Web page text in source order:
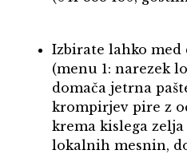
Izbirate lahko med
(menu 1: narezek
domača jetrna
krompirjev pire z
krema kislega
lokalnih mesnin,